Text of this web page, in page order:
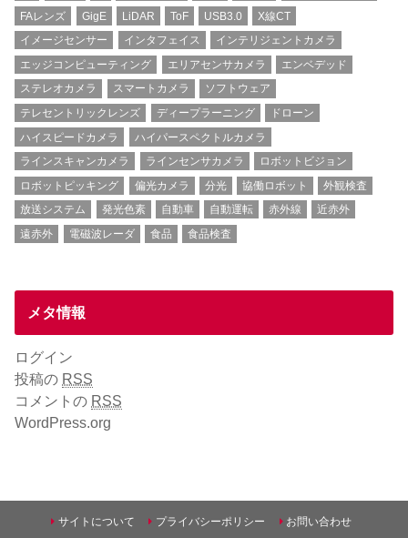
FAレンズ
GigE LiDAR ToF USB3.0
X線CT
イメージセンサー
インタフェイス
インテリジェントカメラ
エッジコンピューティング
エリアセンサカメラ
エンベデッド
ステレオカメラ
スマートカメラ
ソフトウェア
テレセントリックレンズ
ディープラーニング
ドローン
ハイスピードカメラ
ハイパースペクトルカメラ
ラインスキャンカメラ
ラインセンサカメラ
ロボットビジョン
ロボットピッキング
偏光カメラ 分光 協働ロボット
外観検査
放送システム
発光色素 自動車 自動運転 赤外線
近赤外
遠赤外
電磁波レーダ 食品 食品検査
メタ情報
ログイン
投稿の RSS
コメントの RSS
WordPress.org
サイトについて プライバシーポリシー お問い合わせ